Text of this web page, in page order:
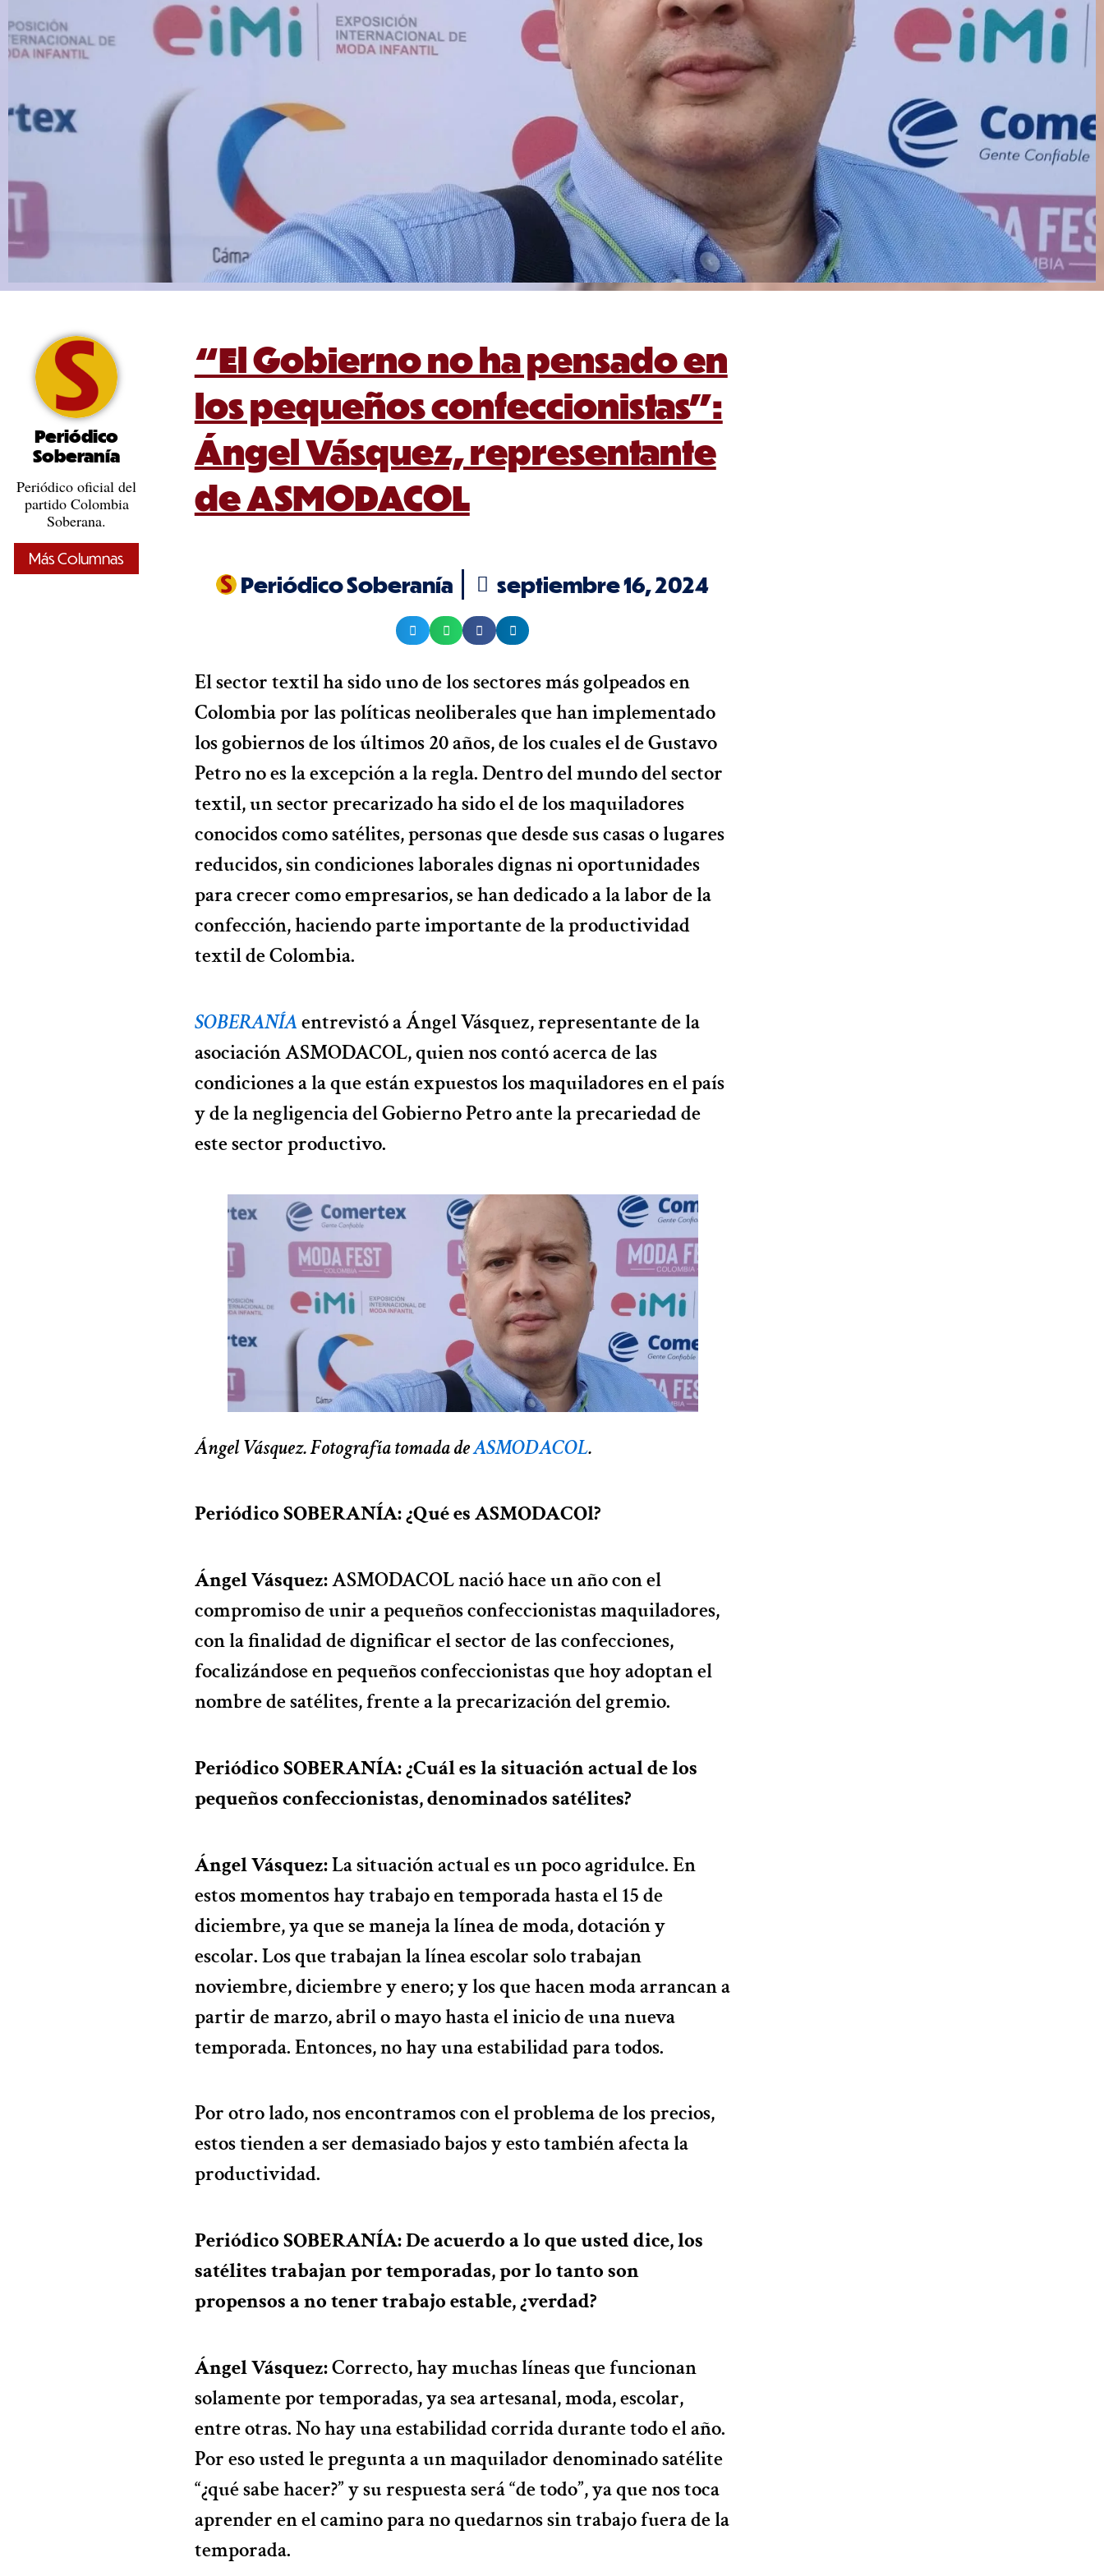
Periódico
Soberanía
Periódico oficial del
partido Colombia
Soberana.
Más Columnas
“El Gobierno no ha pensado en
los pequeños confeccionistas”:
Ángel Vásquez, representante
de ASMODACOL
Periódico Soberanía septiembre 16, 2024
El sector textil ha sido uno de los sectores más golpeados en
Colombia por las políticas neoliberales que han implementado
los gobiernos de los últimos 20 años, de los cuales el de Gustavo
Petro no es la excepción a la regla. Dentro del mundo del sector
textil, un sector precarizado ha sido el de los maquiladores
conocidos como satélites, personas que desde sus casas o lugares
reducidos, sin condiciones laborales dignas ni oportunidades
para crecer como empresarios, se han dedicado a la labor de la
confección, haciendo parte importante de la productividad
textil de Colombia.
SOBERANÍAentrevistó a Ángel Vásquez, representante de la
asociación ASMODACOL, quien nos contó acerca de las
condiciones a la que están expuestos los maquiladores en el país
y de la negligencia del Gobierno Petro ante la precariedad de
este sector productivo.
Ángel Vásquez. Fotografía tomada deASMODACOL.
Periódico SOBERANÍA: ¿Qué es ASMODACOl?
Ángel Vásquez:ASMODACOL nació hace un año con el
compromiso de unir a pequeños confeccionistas maquiladores,
con la finalidad de dignificar el sector de las confecciones,
focalizándose en pequeños confeccionistas que hoy adoptan el
nombre de satélites, frente a la precarización del gremio.
Periódico SOBERANÍA: ¿Cuál es la situación actual de los
pequeños confeccionistas, denominados satélites?
Ángel Vásquez:La situación actual es un poco agridulce. En
estos momentos hay trabajo en temporada hasta el 15 de
diciembre, ya que se maneja la línea de moda, dotación y
escolar. Los que trabajan la línea escolar solo trabajan
noviembre, diciembre y enero; y los que hacen moda arrancan a
partir de marzo, abril o mayo hasta el inicio de una nueva
temporada. Entonces, no hay una estabilidad para todos.
Por otro lado, nos encontramos con el problema de los precios,
estos tienden a ser demasiado bajos y esto también afecta la
productividad.
Periódico SOBERANÍA: De acuerdo a lo que usted dice, los
satélites trabajan por temporadas, por lo tanto son
propensos a no tener trabajo estable, ¿verdad?
Ángel Vásquez:Correcto, hay muchas líneas que funcionan
solamente por temporadas, ya sea artesanal, moda, escolar,
entre otras. No hay una estabilidad corrida durante todo el año.
Por eso usted le pregunta a un maquilador denominado satélite
“¿qué sabe hacer?” y su respuesta será “de todo”, ya que nos toca
aprender en el camino para no quedarnos sin trabajo fuera de la
temporada.